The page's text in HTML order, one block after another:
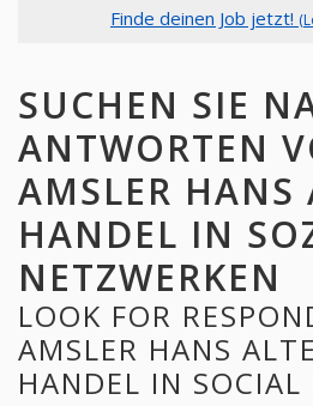
Finde deinen Job jetzt!
SUCHEN SIE
ANTWORTEN
AMSLER HANS
HANDEL IN
NETZWERKEN
LOOK FOR
AMSLER HANS
HANDEL IN SOCIAL